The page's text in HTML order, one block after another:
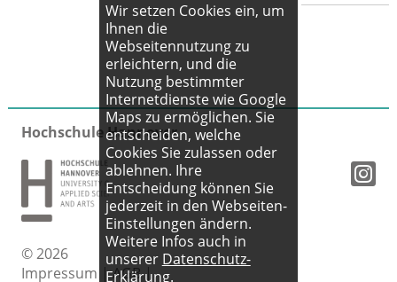
Hochschule Hannover
© 2026
Impressum |AGB|
Wir setzen Cookies ein, um
Ihnen die
Webseitennutzung zu
erleichtern, und die
Nutzung bestimmter
Internetdienste wie Google
Maps zu ermöglichen. Sie
entscheiden, welche
Cookies Sie zulassen oder
ablehnen. Ihre
Entscheidung können Sie
jederzeit in den Webseiten-
Einstellungen ändern.
Weitere Infos auch in
unserer Datenschutz-
Erklärung.